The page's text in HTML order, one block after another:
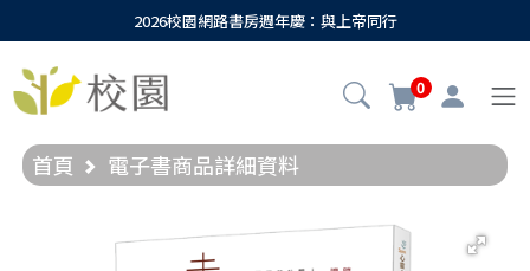
2026校園網路書房週年慶：與上帝同行
0
首頁 電子書商品詳細資料